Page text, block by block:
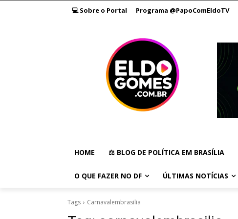
💻 Sobre o Portal Programa @PapoComEldoTV
HOME ⚖️ BLOG DE POLÍTICA EM BRASÍLIA
O QUE FAZER NO DF ÚLTIMAS NOTÍCIAS
Tags Carnavalembrasilia